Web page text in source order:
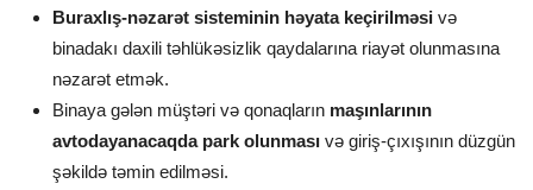
Buraxlış-nəzarət sisteminin həyata keçirilməsi və
binadakı daxili təhlükəsizlik qaydalarına riayət olunmasına
nəzarət etmək.
Binaya gələn müştəri və qonaqların maşınlarının
avtodayanacaqda park olunması və giriş-çıxışının düzgün
şəkildə təmin edilməsi.